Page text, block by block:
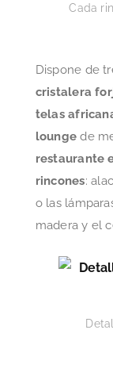
Cada
Dispone de
cristalera
telas
loungede
restaurante
rincones:
o las
madera y el